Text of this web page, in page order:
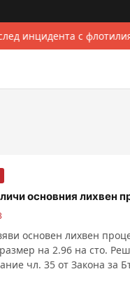
инцидента с
основния лихвен
основен лихвен
на 2.96 на сто.
чл. 35 от Закона за